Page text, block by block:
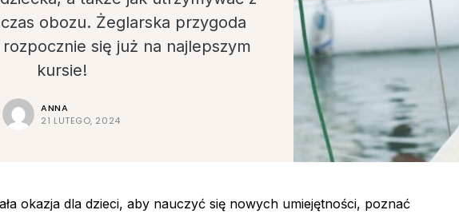
obozu. Żeglarska przygoda
się już na najlepszym
kursie!
ANNA
21 LUTEGO, 2024
okazja dla dzieci, aby nauczyć się nowych umiejętności, poznać